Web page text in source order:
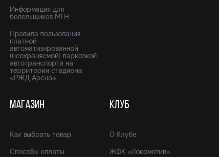
Информация для
болельщиков МГН
Правила пользования
платной
автоматизированной
(неохраняемой) парковкой
автотранспорта на
территории стадиона
«РЖД Арена»
МАГАЗИН
Как выбрать товар
Способы оплаты
КЛУБ
О Клубе
ЖФК «Локомотив»